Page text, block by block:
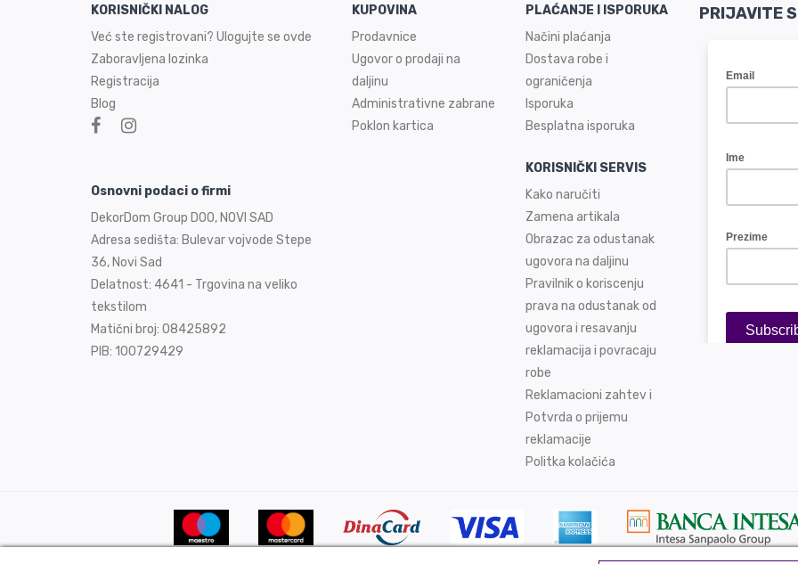
KORISNIČKI NALOG
Već ste registrovani? Ulogujte se ovde
Zaboravljena lozinka
Registracija
Blog
Osnovni podaci o firmi
DekorDom Group DOO, NOVI SAD
Adresa sedišta: Bulevar vojvode Stepe
36, Novi Sad
Delatnost: 4641 - Trgovina na veliko
tekstilom
Matični broj: 08425892
PIB: 100729429
KUPOVINA
Prodavnice
Ugovor o prodaji na
daljinu
Administrativne zabrane
Poklon kartica
PLAĆANJE I ISPORUKA
Načini plaćanja
Dostava robe i
ograničenja
Isporuka
Besplatna isporuka
KORISNIČKI SERVIS
Kako naručiti
Zamena artikala
Obrazac za odustanak
ugovora na daljinu
Pravilnik o koriscenju
prava na odustanak od
ugovora i resavanju
reklamacija i povracaju
robe
Reklamacioni zahtev i
Potvrda o prijemu
reklamacije
Politka kolačića
PRIJAVITE